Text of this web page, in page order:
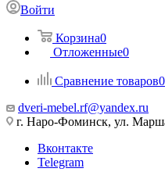
Войти
Корзина0
Отложенные0
Сравнение товаров0
dveri-mebel.rf@yandex.ru
г. Наро-Фоминск, ул.
Вконтакте
Telegram